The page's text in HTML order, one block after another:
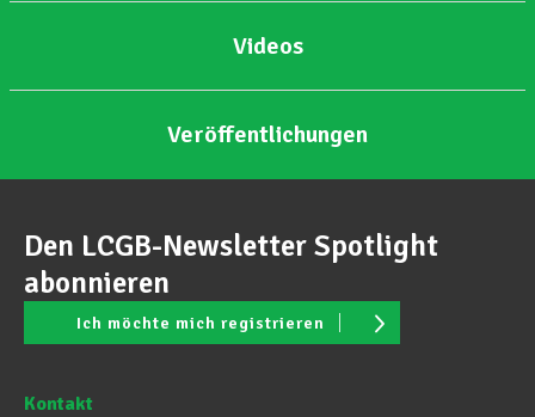
Videos
Veröffentlichungen
Den LCGB-Newsletter Spotlight
abonnieren
Ich möchte mich registrieren
Kontakt